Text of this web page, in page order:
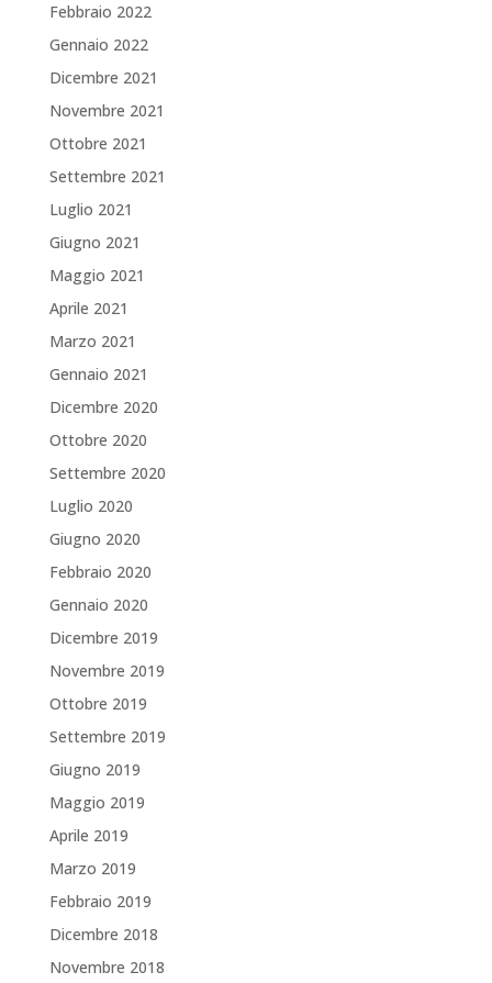
Febbraio 2022
Gennaio 2022
Dicembre 2021
Novembre 2021
Ottobre 2021
Settembre 2021
Luglio 2021
Giugno 2021
Maggio 2021
Aprile 2021
Marzo 2021
Gennaio 2021
Dicembre 2020
Ottobre 2020
Settembre 2020
Luglio 2020
Giugno 2020
Febbraio 2020
Gennaio 2020
Dicembre 2019
Novembre 2019
Ottobre 2019
Settembre 2019
Giugno 2019
Maggio 2019
Aprile 2019
Marzo 2019
Febbraio 2019
Dicembre 2018
Novembre 2018